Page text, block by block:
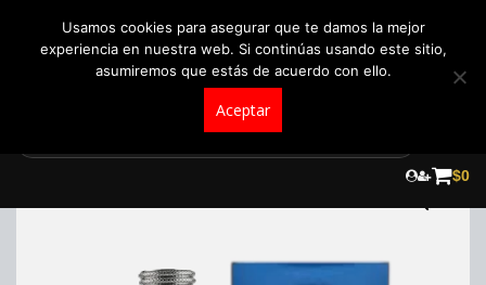
$0
Usamos cookies para asegurar que te damos la mejor
experiencia en nuestra web. Si continúas usando este sitio,
asumiremos que estás de acuerdo con ello.
Aceptar